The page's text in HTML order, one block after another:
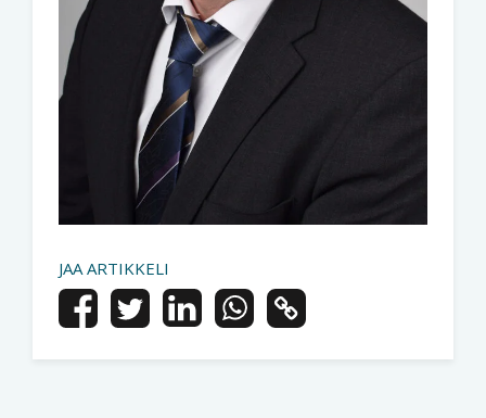
JAA ARTIKKELI